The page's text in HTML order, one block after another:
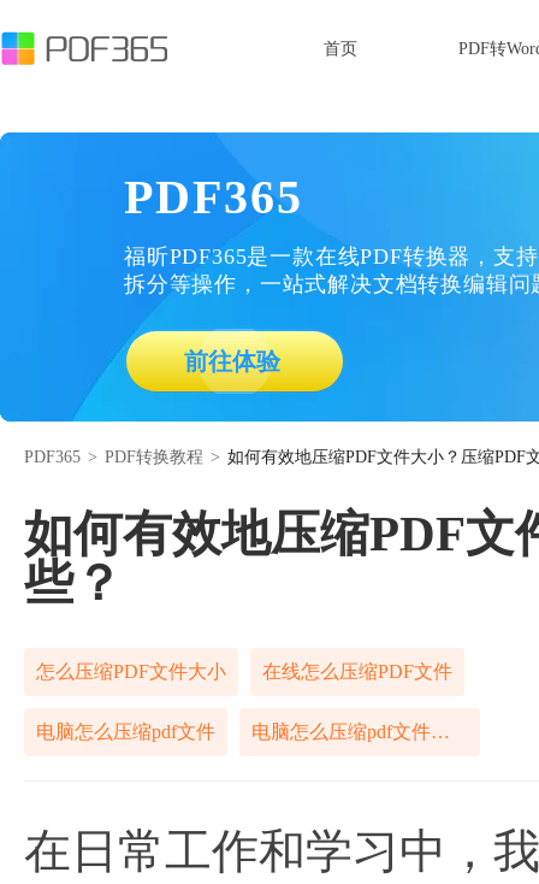
首页 PDF转
PDF365
福昕PDF365是一款在线PDF转换器，支
拆分等操作，一站式解决文档转换编辑问
前往体验
PDF365 > PDF转换教程 > 如何有效地压缩PDF文件大小？压缩PDF
如何有效地压缩PDF文
些？
怎么压缩PDF文件大小 在线怎么压缩PDF文件
电脑怎么压缩pdf文件 电脑怎么压缩pdf文件在线
在日常工作和学习中，